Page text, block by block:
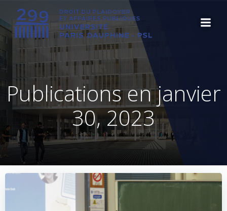
Aller
au
contenu
Publications en janvier
30, 2023